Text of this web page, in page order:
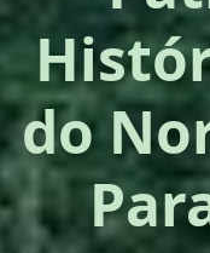
do